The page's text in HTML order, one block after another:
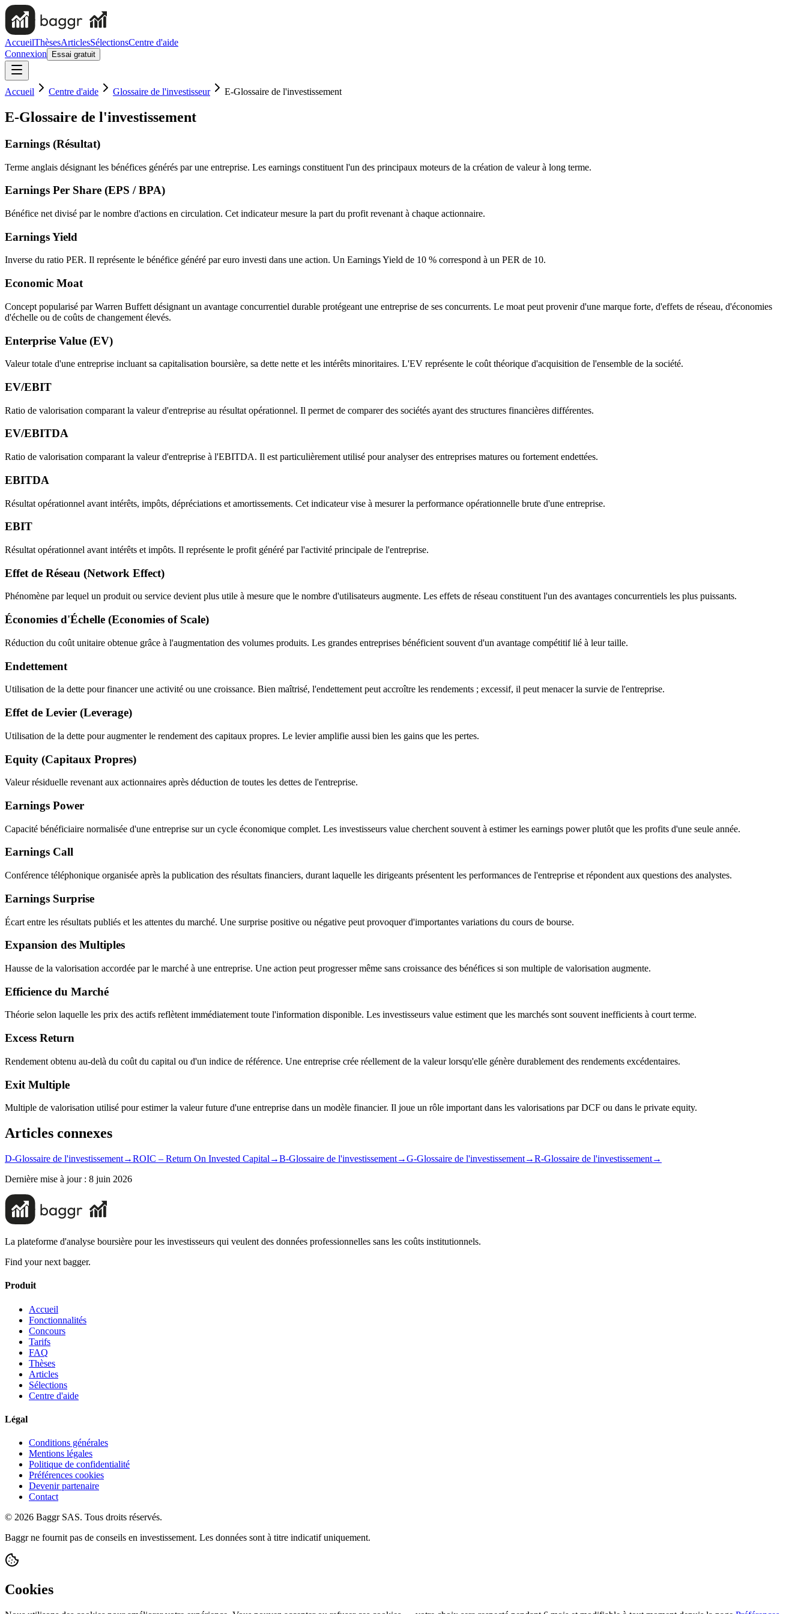
AccueilThèsesArticlesSélectionsCentre d'aide
Connexion
Essai gratuit
Accueil Centre d'aide Glossaire de l'investisseur E-Glossaire de l'investissement
E-Glossaire de l'investissement
Earnings (Résultat)
Terme anglais désignant les bénéfices générés par une entreprise. Les earnings constituent l'un des principaux moteurs de la création de valeur à long terme.
Earnings Per Share (EPS / BPA)
Bénéfice net divisé par le nombre d'actions en circulation. Cet indicateur mesure la part du profit revenant à chaque actionnaire.
Earnings Yield
Inverse du ratio PER. Il représente le bénéfice généré par euro investi dans une action. Un Earnings Yield de 10 % correspond à un PER de 10.
Economic Moat
Concept popularisé par Warren Buffett désignant un avantage concurrentiel durable protégeant une entreprise de ses concurrents. Le moat peut provenir d'une marque forte, d'effets de réseau, d'économies
d'échelle ou de coûts de changement élevés.
Enterprise Value (EV)
Valeur totale d'une entreprise incluant sa capitalisation boursière, sa dette nette et les intérêts minoritaires. L'EV représente le coût théorique d'acquisition de l'ensemble de la société.
EV/EBIT
Ratio de valorisation comparant la valeur d'entreprise au résultat opérationnel. Il permet de comparer des sociétés ayant des structures financières différentes.
EV/EBITDA
Ratio de valorisation comparant la valeur d'entreprise à l'EBITDA. Il est particulièrement utilisé pour analyser des entreprises matures ou fortement endettées.
EBITDA
Résultat opérationnel avant intérêts, impôts, dépréciations et amortissements. Cet indicateur vise à mesurer la performance opérationnelle brute d'une entreprise.
EBIT
Résultat opérationnel avant intérêts et impôts. Il représente le profit généré par l'activité principale de l'entreprise.
Effet de Réseau (Network Effect)
Phénomène par lequel un produit ou service devient plus utile à mesure que le nombre d'utilisateurs augmente. Les effets de réseau constituent l'un des avantages concurrentiels les plus puissants.
Économies d'Échelle (Economies of Scale)
Réduction du coût unitaire obtenue grâce à l'augmentation des volumes produits. Les grandes entreprises bénéficient souvent d'un avantage compétitif lié à leur taille.
Endettement
Utilisation de la dette pour financer une activité ou une croissance. Bien maîtrisé, l'endettement peut accroître les rendements ; excessif, il peut menacer la survie de l'entreprise.
Effet de Levier (Leverage)
Utilisation de la dette pour augmenter le rendement des capitaux propres. Le levier amplifie aussi bien les gains que les pertes.
Equity (Capitaux Propres)
Valeur résiduelle revenant aux actionnaires après déduction de toutes les dettes de l'entreprise.
Earnings Power
Capacité bénéficiaire normalisée d'une entreprise sur un cycle économique complet. Les investisseurs value cherchent souvent à estimer les earnings power plutôt que les profits d'une seule année.
Earnings Call
Conférence téléphonique organisée après la publication des résultats financiers, durant laquelle les dirigeants présentent les performances de l'entreprise et répondent aux questions des analystes.
Earnings Surprise
Écart entre les résultats publiés et les attentes du marché. Une surprise positive ou négative peut provoquer d'importantes variations du cours de bourse.
Expansion des Multiples
Hausse de la valorisation accordée par le marché à une entreprise. Une action peut progresser même sans croissance des bénéfices si son multiple de valorisation augmente.
Efficience du Marché
Théorie selon laquelle les prix des actifs reflètent immédiatement toute l'information disponible. Les investisseurs value estiment que les marchés sont souvent inefficients à court terme.
Excess Return
Rendement obtenu au-delà du coût du capital ou d'un indice de référence. Une entreprise crée réellement de la valeur lorsqu'elle génère durablement des rendements excédentaires.
Exit Multiple
Multiple de valorisation utilisé pour estimer la valeur future d'une entreprise dans un modèle financier. Il joue un rôle important dans les valorisations par DCF ou dans le private equity.
Articles connexes
D-Glossaire de l'investissement→ROIC – Return On Invested Capital →B-Glossaire de l'investissement→G-Glossaire de l'investissement→R-Glossaire de l'investissement→
Dernière mise à jour : 8 juin 2026
La plateforme d'analyse boursière pour les investisseurs qui veulent des données professionnelles sans les coûts institutionnels.
Find your next bagger.
Produit
Accueil
Fonctionnalités
Concours
Tarifs
FAQ
Thèses
Articles
Sélections
Centre d'aide
Légal
Conditions générales
Mentions légales
Politique de confidentialité
Préférences cookies
Devenir partenaire
Contact
© 2026 Baggr SAS. Tous droits réservés.
Baggr ne fournit pas de conseils en investissement. Les données sont à titre indicatif uniquement.
Cookies